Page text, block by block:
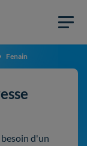
Fenain
besoin d'un